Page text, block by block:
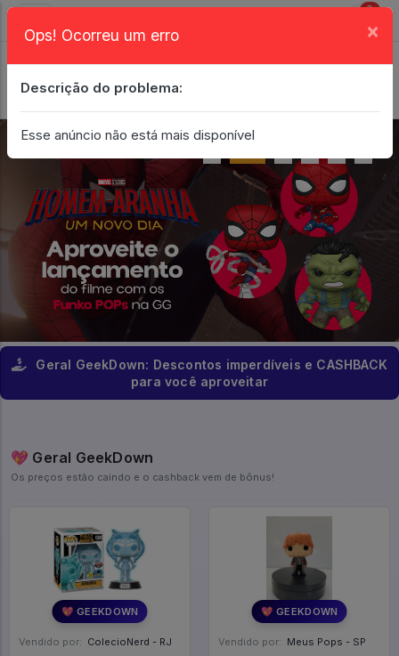
0
Geral GeekDown: Descontos imperdíveis e CASHBACK
para você aproveitar
💖 Geral GeekDown
Os preços estão caindo e o cashback vem de bônus!
💖 GEEKDOWN
Vendido por: ColecioNerd - RJ
💖 GEEKDOWN
Vendido por: Meus Pops - SP
Ops! Ocorreu um erro ×
Descrição do problema:
Esse anúncio não está mais disponível